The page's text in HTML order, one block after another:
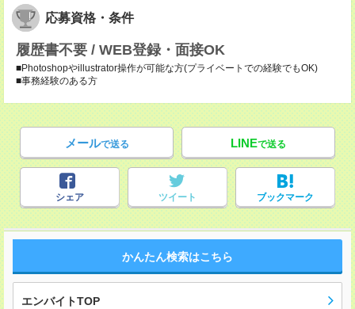
応募資格・条件
履歴書不要 / WEB登録・面接OK
■Photoshopやillustrator操作が可能な方(プライベートでの経験でもOK)
■事務経験のある方
メールで送る LINEで送る
シェア ツイート ブックマーク
かんたん検索はこちら
エンバイトTOP